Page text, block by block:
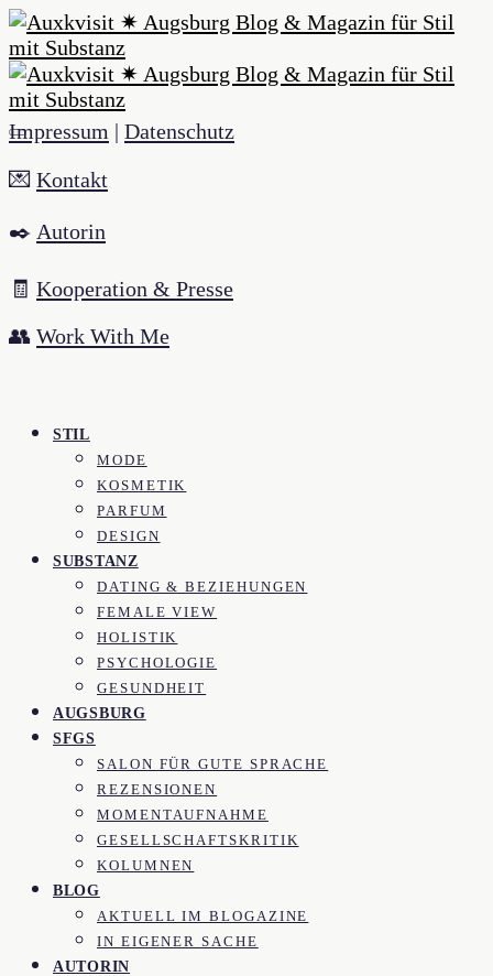
Impressum | Datenschutz
💌 Kontakt
✒️ Autorin
🧾 Kooperation & Presse
👥 Work With Me
STIL
MODE
KOSMETIK
PARFUM
DESIGN
SUBSTANZ
DATING & BEZIEHUNGEN
FEMALE VIEW
HOLISTIK
PSYCHOLOGIE
GESUNDHEIT
AUGSBURG
SFGS
SALON FÜR GUTE SPRACHE
REZENSIONEN
MOMENTAUFNAHME
GESELLSCHAFTSKRITIK
KOLUMNEN
BLOG
AKTUELL IM BLOGAZINE
IN EIGENER SACHE
AUTORIN